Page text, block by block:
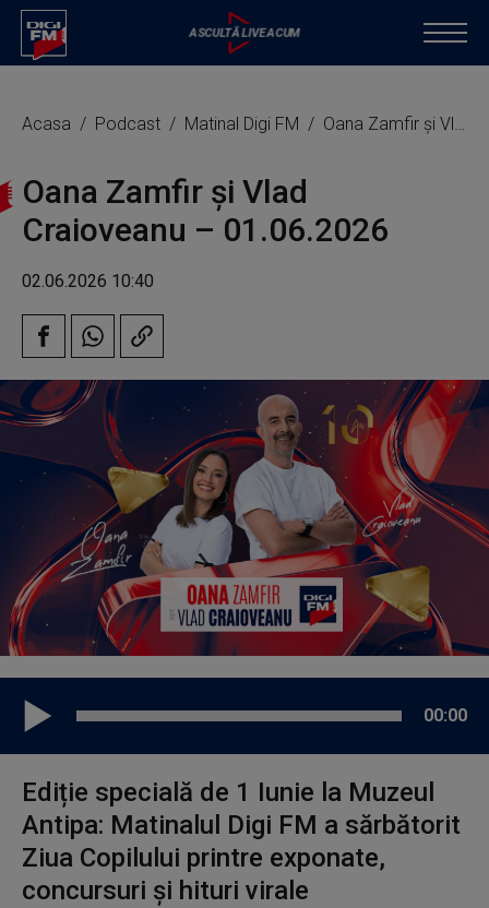
Acasa Podcast Matinal Digi FM Oana Zamfir și Vlad Craioveanu – 01.06.2026
Oana Zamfir și Vlad
Craioveanu – 01.06.2026
02.06.2026 10:40
00:00
Ediție specială de 1 Iunie la Muzeul
Antipa: Matinalul Digi FM a sărbătorit
Ziua Copilului printre exponate,
concursuri și hituri virale